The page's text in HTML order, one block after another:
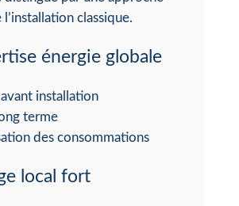
classique.
énergie globale
installation
terme
des consommations
local fort